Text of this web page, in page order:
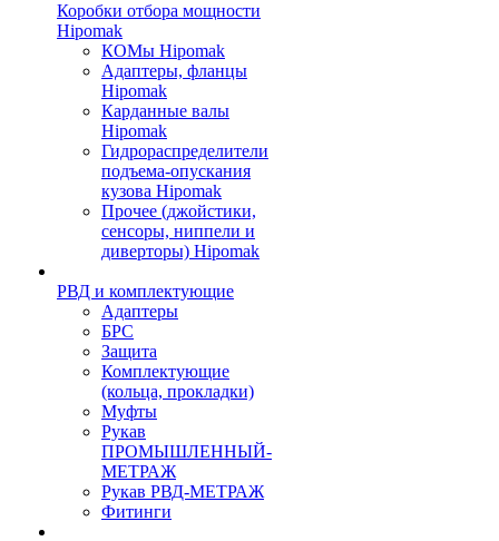
Коробки отбора мощности
Hipomak
КОМы Hipomak
Адаптеры, фланцы
Hipomak
Карданные валы
Hipomak
Гидрораспределители
подъема-опускания
кузова Hipomak
Прочее (джойстики,
сенсоры, ниппели и
диверторы) Hipomak
РВД и комплектующие
Адаптеры
БРС
Защита
Комплектующие
(кольца, прокладки)
Муфты
Рукав
ПРОМЫШЛЕННЫЙ-
МЕТРАЖ
Рукав РВД-МЕТРАЖ
Фитинги